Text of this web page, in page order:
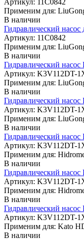
Применим для:
В наличии
Гидравлический насос
Артикул: 11C0842
Применим для:
В наличии
Гидравлический
Артикул: K3V112DT-
Применим для:
В наличии
Гидравлический
Артикул: K3V112DT-
Применим для:
В наличии
Гидравлический
Артикул: K3V112DT-
Применим для:
В наличии
Гидравлический
Артикул: K3V112DT-
Применим для:
В наличии
Гидравлический
Артикул: K3V112DT-
Применим для: Kato
В наличии